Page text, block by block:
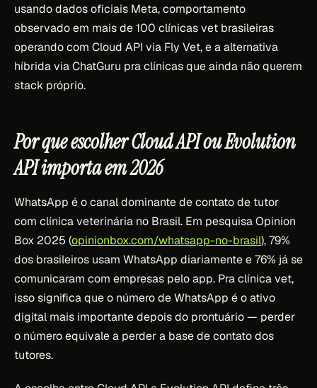
usando dados oficiais Meta, comportamento
observado em mais de 100 clínicas vet brasileiras
operando com Cloud API via Fly Vet, e a alternativa
híbrida via ChatGuru pra clínicas que ainda não querem
stack próprio.
Por que escolher Cloud API ou Evolution
API importa em 2026
WhatsApp é o canal dominante de contato de tutor
com clínica veterinária no Brasil. Em pesquisa Opinion
Box 2025 (opinionbox.com/whatsapp-no-brasil), 79%
dos brasileiros usam WhatsApp diariamente e 76% já se
comunicaram com empresas pelo app. Pra clínica vet,
isso significa que o número de WhatsApp é o ativo
digital mais importante depois do prontuário — perder
o número equivale a perder a base de contato dos
tutores.